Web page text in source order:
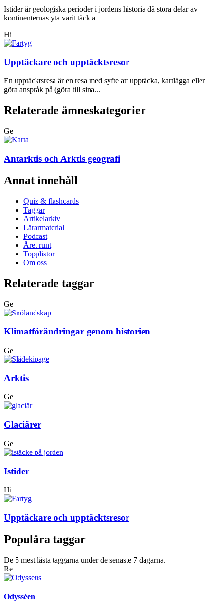
Istider är geologiska perioder i jordens historia då stora delar av
kontinenternas yta varit täckta...
Hi
Upptäckare och upptäcktsresor
En upptäcktsresa är en resa med syfte att upptäcka, kartlägga eller
göra anspråk på (göra till sina...
Relaterade ämneskategorier
Ge
Antarktis och Arktis geografi
Annat innehåll
Quiz & flashcards
Taggar
Artikelarkiv
Lärarmaterial
Podcast
Året runt
Topplistor
Om oss
Relaterade taggar
Ge
Klimatförändringar genom historien
Ge
Arktis
Ge
Glaciärer
Ge
Istider
Hi
Upptäckare och upptäcktsresor
Populära taggar
De 5 mest lästa taggarna under de senaste 7 dagarna.
Re
Odysséen